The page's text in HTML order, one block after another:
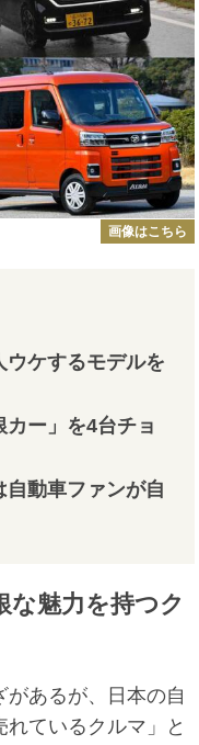
画像はこちら
ウケするモデルを
ー」を4台チョ
動車ファンが自
魅力を持つク
があるが、日本の自
ているクルマ」と